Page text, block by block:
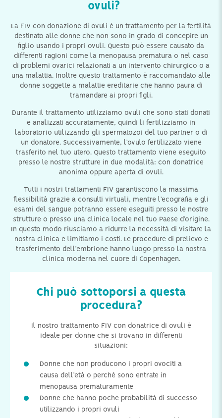
ovuli?
La FIV con donazione di ovuli è un trattamento per la fertilità
destinato alle donne che non sono in grado di concepire un
figlio usando i propri ovuli. Questo può essere causato da
differenti ragioni come la menopausa prematura o nel caso
di problemi ovarici relazionati a un intervento chirurgico o a
una malattia. Inoltre questo trattamento è raccomandato alle
donne soggette a malattie ereditarie che hanno paura di
tramandare ai propri figli.
Durante il trattamento utilizziamo ovuli che sono stati donati
e analizzati accuratamente, quindi li fertilizziamo in
laboratorio utilizzando gli spermatozoi del tuo partner o di
un donatore. Successivamente, l’ovulo fertilizzato viene
trasferito nel tuo utero. Questo trattamento viene eseguito
presso le nostre strutture in due modalità: con donatrice
anonima oppure aperta di ovuli.
Tutti i nostri trattamenti FIV garantiscono la massima
flessibilità grazie a consulti virtuali, mentre l’ecografia e gli
esami del sangue potranno essere eseguiti presso le nostre
strutture o presso una clinica locale nel tuo Paese d’origine.
In questo modo riusciamo a ridurre la necessità di visitare la
nostra clinica e limitiamo i costi. Le procedure di prelievo e
trasferimento dell’embrione hanno luogo presso la nostra
clinica moderna nel cuore di Copenhagen.
Chi può sottoporsi a questa
procedura?
Il nostro trattamento FIV con donatrice di ovuli è
ideale per donne che si trovano in differenti
situazioni:
Donne che non producono i propri ovociti a
causa dell’età o perché sono entrate in
menopausa prematuramente
Donne che hanno poche probabilità di successo
utilizzando i propri ovuli